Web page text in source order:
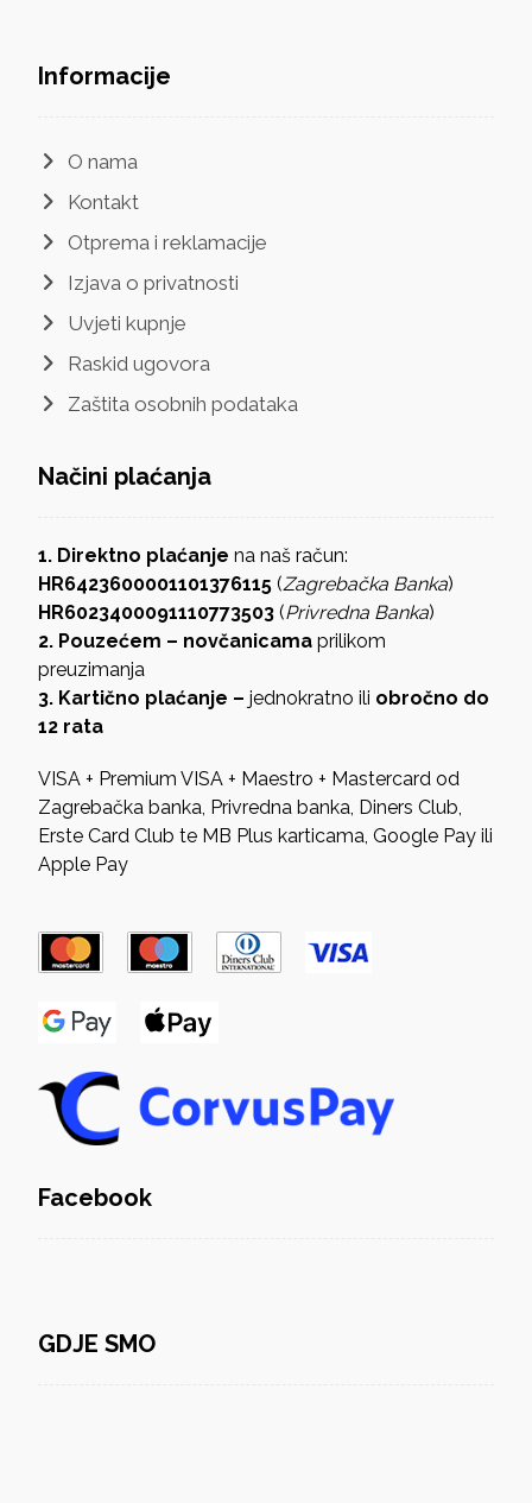
Informacije
O nama
Kontakt
Otprema i reklamacije
Izjava o privatnosti
Uvjeti kupnje
Raskid ugovora
Zaštita osobnih podataka
Načini plaćanja
1. Direktno plaćanje na naš račun:
HR6423600001101376115(Zagrebačka Banka)
HR6023400091110773503(Privredna Banka)
2. Pouzećem – novčanicamaprilikom
preuzimanja
3. Kartično plaćanje –jednokratno ili obročno do
12 rata
VISA + Premium VISA + Maestro + Mastercard od
Zagrebačka banka, Privredna banka, Diners Club,
Erste Card Club te MB Plus karticama, Google Pay ili
Apple Pay
Facebook
GDJE SMO